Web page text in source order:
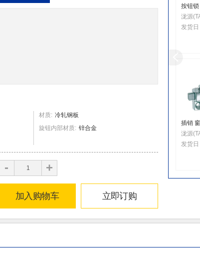
材质: 冷轧钢板
旋钮内部材质: 锌合金
- +
加入购物车 立即订购
按钮
泷源
发货日
插销
泷源
发货日